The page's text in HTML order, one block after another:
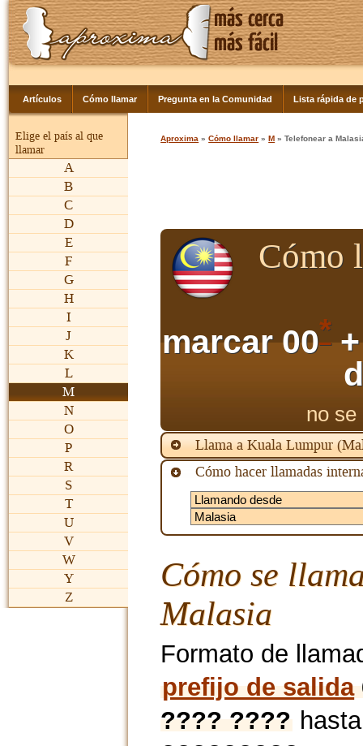
Artículos Cómo llamar Pregunta en la Comunidad Lista rápida de
Elige el país al que
llamar
A
B
C
D
E
F
G
H
I
J
K
L
M
N
O
P
R
S
T
U
V
W
Y
Z
Aproxima »Cómo llamar »M » Telefonear a
Cómo
marcar 00*+
no
Llama a Kuala Lumpur
Cómo hacer llamadas
Cómo se
Malasia
Formato de
prefijo de salida
???? ????